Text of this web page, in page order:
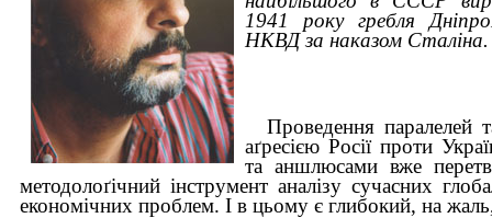
1941 року гребля
НКВД за наказом Сталіна.
Проведення паралелей
аґресією Росії проти
та аншлюсами вже
методолоґічний інструмент аналізу сучасних
економічних проблем. І в цьому є глибокий, на